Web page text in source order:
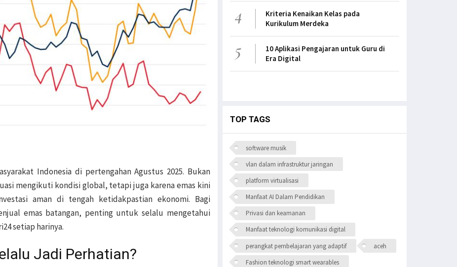
Indonesia di pertengahan Agustus 2025. Bukan
mengikuti kondisi global, tetapi juga karena emas kini
aman di tengah ketidakpastian ekonomi. Bagi
emas batangan, penting untuk selalu mengetahui
setiap harinya.
Jadi Perhatian?
4
Kriteria Kenaikan Kelas pada
Kurikulum Merdeka
5
10 Aplikasi Pengajaran untuk Guru di
Era Digital
TOP TAGS
software musik
vlan dalam infrastruktur jaringan
platform virtualisasi
Manfaat AI Dalam Pendidikan
Privasi dan keamanan
Manfaat teknologi komunikasi digital
perangkat pembelajaran yang adaptif
aceh
Fashion teknologi smart wearables